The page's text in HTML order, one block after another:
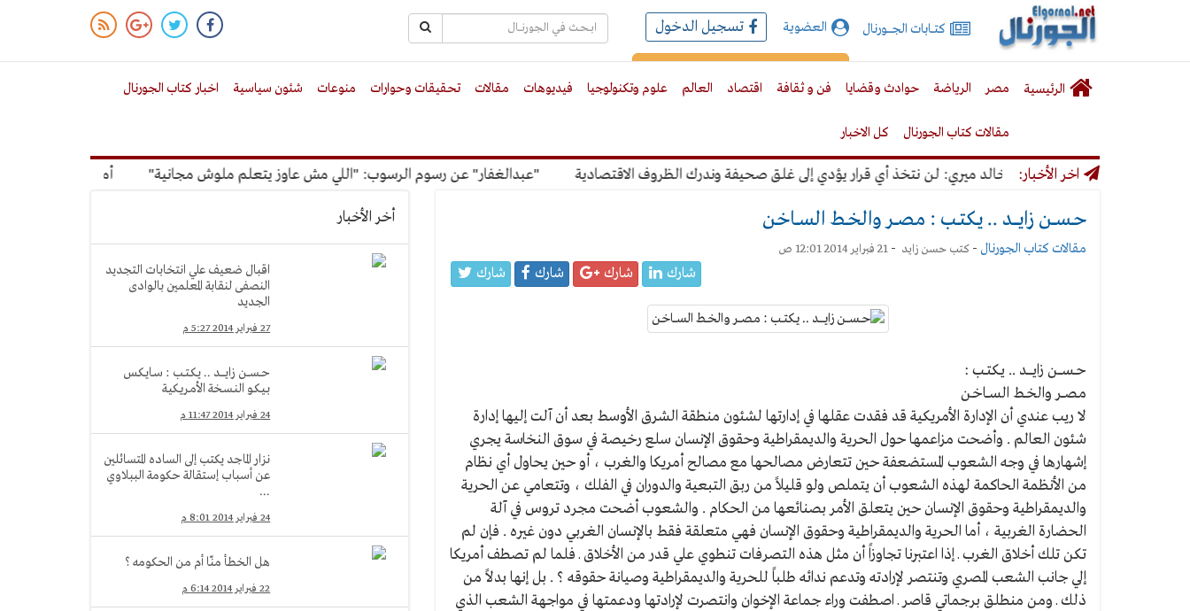
الجورنال
نت
كتـــابات الجـــــورنال العضوية تسجيل الدخول
الرئيسية مصر الرياضة حوادث وقضايا فن و ثقافة اقتصاد العالم علوم وتكنولوجيا فيديوهات مقالات تحقيقات وحوارات منوعات شئون سياسية اخبار كتاب الجورنال
مقالات كتاب الجورنال كل الاخبار
اخر الأخبار:
خالد ميري: لن نتخذ أي قرار يؤدي إلى غلق صحيفة وندرك الظروف الاقتصادية "عبدالغفار" عن رسوم الرسوب: "اللي مش عاوز يتعلم ملوش مجانية" أمين الإدارة المحلية: معظم
حــســــن زايــــــد .. يـكتــب : مـصـــر والخــط الســـاخـن
مقالات كتاب الجورنال - كتب حسن زايد - 21 فبراير 2014 12:01 ص
شارك شارك شارك شارك
..
يـكتــب
:
مـصـــر
والخــط
الســـاخـن
حــســــن زايــــــد .. يـكتــب :
مـصـــر والخــط الســـاخـن
لا ريب عندي أن الإدارة الأمريكية قد فقدت عقلها في إدارتها لشئون منطقة الشرق الأوسط بعد أن آلت إليها إدارة
شئون العالم . وأضحت مزاعمها حول الحرية والديمقراطية وحقوق الإنسان سلع رخيصة في سوق النخاسة يجري
إشهارها في وجه الشعوب المستضعفة حين تتعارض مصالحها مع مصالح أمريكا والغرب ، أو حين يحاول أي نظام
من الأنظمة الحاكمة لهذه الشعوب أن يتملص ولو قليلاً من ربق التبعية والدوران في الفلك ، وتتعامي عن الحرية
والديمقراطية وحقوق الإنسان حين يتعلق الأمر بصنائعها من الحكام . والشعوب أضحت مجرد تروس في آلة
الحضارة الغربية ، أما الحرية والديمقراطية وحقوق الإنسان فهي متعلقة فقط بالإنسان الغربي دون غيره . فإن لم
تكن تلك أخلاق الغرب ـ إذا اعتبرنا تجاوزاً أن مثل هذه التصرفات تنطوي علي قدر من الأخلاق ـ فلما لم تصطف أمريكا
إلي جانب الشعب المصري وتنتصر لإرادته وتدعم ندائه طلباً للحرية والديمقراطية وصيانة حقوقه ؟ . بل إنها بدلاً من
ذلك ـ ومن منطلق برجماتي قاصر ـ اصطفت وراء جماعة الإخوان وانتصرت لإرادتها ودعمتها في مواجهة الشعب الذي
أخر الأخبار
اقبال ضعيف علي انتخابات التجديد
النصفى لنقابة المعلمين بالوادى
الجديد
27 فبراير 2014 5:27 م
حــســـن زايـــــد .. يـكـتــب : سـايـكـس
بـيـكـو النـسـخة الأمـريـكيـة
24 فبراير 2014 11:47 م
نزار الماجد يكتب إلى الساده المتسائلين
عن أسباب إستقالة حكومة الببلاوي
...
24 فبراير 2014 8:01 م
هل الخطأ منّا أم من الحكومه ؟
22 فبراير 2014 6:14 م